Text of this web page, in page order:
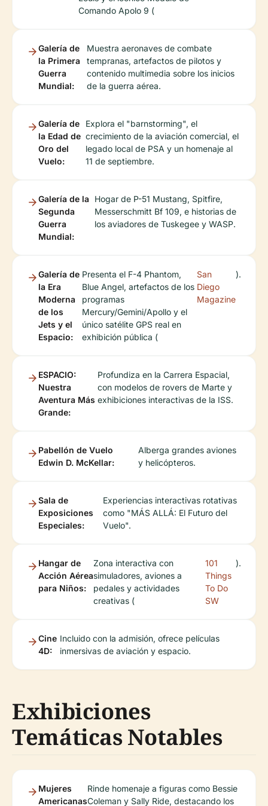
Comando Apolo 9 (
Galería de
la Primera
Guerra
Mundial:
Muestra aeronaves de combate
tempranas, artefactos de pilotos y
contenido multimedia sobre los inicios
de la guerra aérea.
Galería de
la Edad de
Oro del
Vuelo:
Explora el "barnstorming", el
crecimiento de la aviación comercial, el
legado local de PSA y un homenaje al
11 de septiembre.
Galería de la
Segunda
Guerra
Mundial:
Hogar de P-51 Mustang, Spitfire,
Messerschmitt Bf 109, e historias de
los aviadores de Tuskegee y WASP.
Galería de
la Era
Moderna
de los
Jets y el
Espacio:
Presenta el F-4 Phantom,
Blue Angel, artefactos de los
programas
Mercury/Gemini/Apollo y el
único satélite GPS real en
exhibición pública (
San
Diego
Magazine
).
ESPACIO:
Nuestra
Aventura Más
Grande:
Profundiza en la Carrera Espacial,
con modelos de rovers de Marte y
exhibiciones interactivas de la ISS.
Pabellón de Vuelo
Edwin D. McKellar:
Alberga grandes aviones
y helicópteros.
Sala de
Exposiciones
Especiales:
Experiencias interactivas rotativas
como "MÁS ALLÁ: El Futuro del
Vuelo".
Hangar de
Acción Aérea
para Niños:
Zona interactiva con
simuladores, aviones a
pedales y actividades
creativas (
101
Things
To Do
SW
).
Cine
4D:
Incluido con la admisión, ofrece películas
inmersivas de aviación y espacio.
Exhibiciones
Temáticas Notables
Mujeres
Americanas
Rinde homenaje a figuras como Bessie
Coleman y Sally Ride, destacando los